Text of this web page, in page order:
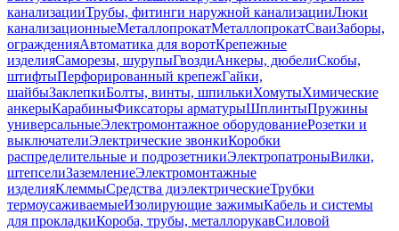
канализацииТрубы, фитинги наружной канализацииЛюки
канализационныеМеталлопрокатМеталлопрокатСваиЗаборы,
огражденияАвтоматика для воротКрепежные
изделияСаморезы, шурупыГвоздиАнкеры, дюбелиСкобы,
штифтыПерфорированный крепежГайки,
шайбыЗаклепкиБолты, винты, шпилькиХомутыХимические
анкерыКарабиныФиксаторы арматурыШплинтыПружины
универсальныеЭлектромонтажное оборудованиеРозетки и
выключателиЭлектрические звонкиКоробки
распределительные и подрозетникиЭлектропатроныВилки,
штепселиЗаземлениеЭлектромонтажные
изделияКлеммыСредства диэлектрическиеТрубки
термоусаживаемыеИзолирующие зажимыКабель и системы
для прокладкиКороба, трубы, металлорукавСиловой